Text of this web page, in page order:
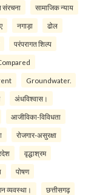
संरचना सामाजिक न्याय
नगाड़ा ढोल
परंपरागत शिल्प
Groundwater.
अंधविश्वास।
आजीविका-विविधता
रोजगार-असुरक्षा
वृद्धाश्रम
पोषण
व्यवस्था। छत्तीसगढ़